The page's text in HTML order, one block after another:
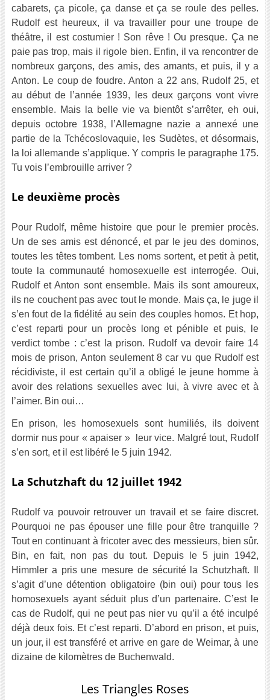
cabarets, ça picole, ça danse et ça se roule des pelles.
Rudolf est heureux, il va travailler pour une troupe de
théâtre, il est costumier ! Son rêve ! Ou presque. Ça ne
paie pas trop, mais il rigole bien. Enfin, il va rencontrer de
nombreux garçons, des amis, des amants, et puis, il y a
Anton. Le coup de foudre. Anton a 22 ans, Rudolf 25, et
au début de l’année 1939, les deux garçons vont vivre
ensemble. Mais la belle vie va bientôt s’arrêter, eh oui,
depuis octobre 1938, l’Allemagne nazie a annexé une
partie de la Tchécoslovaquie, les Sudètes, et désormais,
la loi allemande s’applique. Y compris le paragraphe 175.
Tu vois l’embrouille arriver ?
Le deuxième procès
Pour Rudolf, même histoire que pour le premier procès.
Un de ses amis est dénoncé, et par le jeu des dominos,
toutes les têtes tombent. Les noms sortent, et petit à petit,
toute la communauté homosexuelle est interrogée. Oui,
Rudolf et Anton sont ensemble. Mais ils sont amoureux,
ils ne couchent pas avec tout le monde. Mais ça, le juge il
s’en fout de la fidélité au sein des couples homos. Et hop,
c’est reparti pour un procès long et pénible et puis, le
verdict tombe : c’est la prison. Rudolf va devoir faire 14
mois de prison, Anton seulement 8 car vu que Rudolf est
récidiviste, il est certain qu’il a obligé le jeune homme à
avoir des relations sexuelles avec lui, à vivre avec et à
l’aimer. Bin oui…
En prison, les homosexuels sont humiliés, ils doivent
dormir nus pour « apaiser » leur vice. Malgré tout, Rudolf
s’en sort, et il est libéré le 5 juin 1942.
La Schutzhaft du 12 juillet 1942
Rudolf va pouvoir retrouver un travail et se faire discret.
Pourquoi ne pas épouser une fille pour être tranquille ?
Tout en continuant à fricoter avec des messieurs, bien sûr.
Bin, en fait, non pas du tout. Depuis le 5 juin 1942,
Himmler a pris une mesure de sécurité la Schutzhaft. Il
s’agit d’une détention obligatoire (bin oui) pour tous les
homosexuels ayant séduit plus d’un partenaire. C’est le
cas de Rudolf, qui ne peut pas nier vu qu’il a été inculpé
déjà deux fois. Et c’est reparti. D’abord en prison, et puis,
un jour, il est transféré et arrive en gare de Weimar, à une
dizaine de kilomètres de Buchenwald.
Les Triangles Roses